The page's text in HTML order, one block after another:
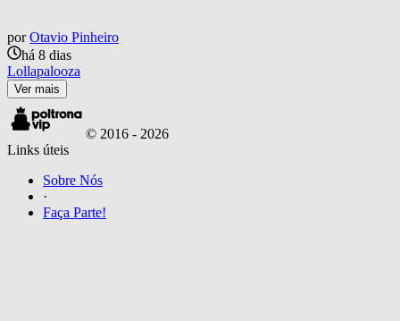
por Otavio Pinheiro
há 8 dias
Lollapalooza
Ver mais
© 2016 - 2026
Links úteis
Sobre Nós
·
Faça Parte!